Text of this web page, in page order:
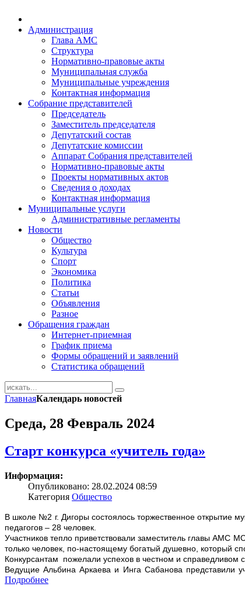
Администрация
Глава АМС
Структура
Нормативно-правовые акты
Муниципальная служба
Муниципальные учреждения
Контактная информация
Собрание представителей
Председатель
Заместитель председателя
Депутатский состав
Депутатские комиссии
Аппарат Собрания представителей
Нормативно-правовые акты
Проекты нормативных актов
Сведения о доходах
Контактная информация
Муниципальные услуги
Административные регламенты
Новости
Общество
Культура
Спорт
Экономика
Политика
Статьи
Объявления
Разное
Обращения граждан
Интернет-приемная
График приема
Формы обращений и заявлений
Статистика обращений
ГлавнаяКалендарь новостей
Среда, 28 Февраль 2024
Старт конкурса «учитель года»
Информация:
Опубликовано: 28.02.2024 08:59
Категория Общество
В школе №2 г. Дигоры состоялось торжественное открытие
педагогов – 28 человек.
Участников тепло приветствовали заместитель главы АМС
только человек, по-настоящему богатый душевно, который
Конкурсантам пожелали успехов в честном и справедливом
Ведущие Альбина Аркаева и Инга Сабанова представили
Подробнее